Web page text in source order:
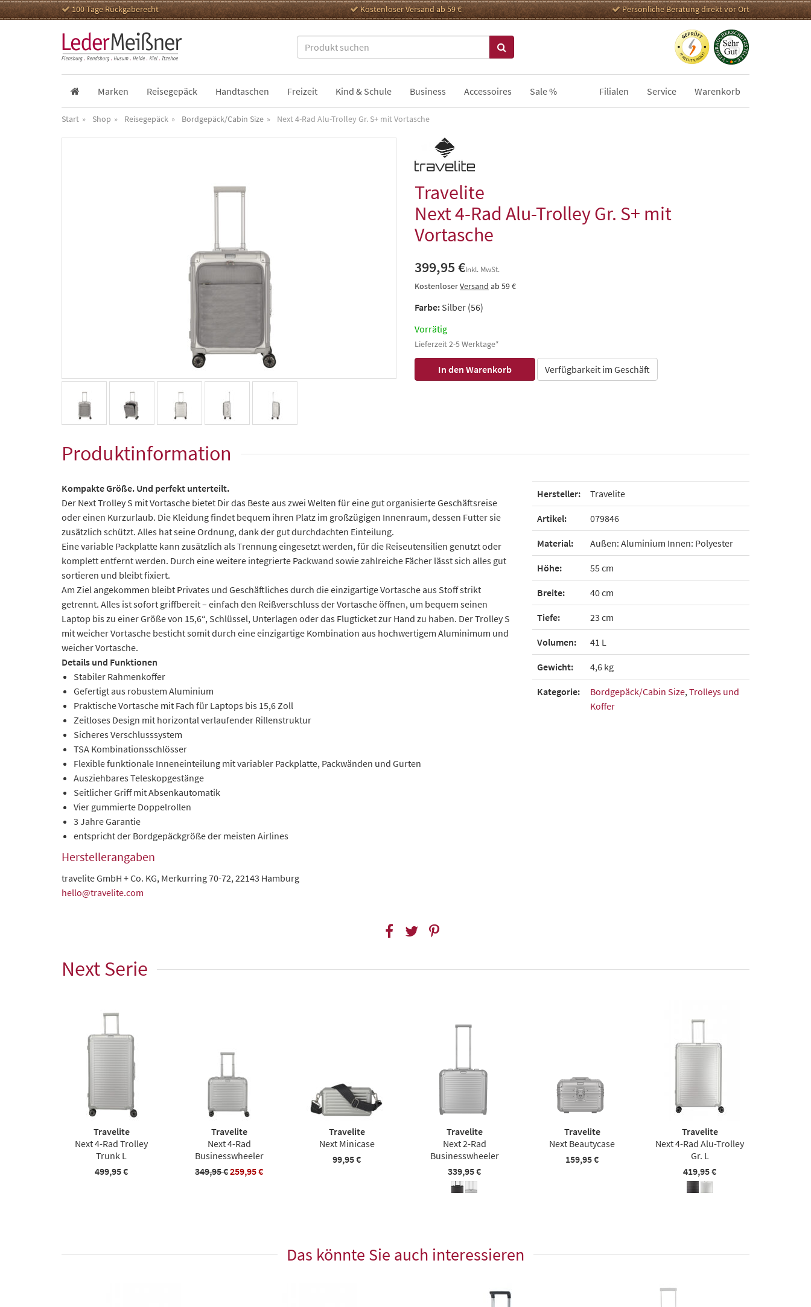
100 Tage Rückgaberecht Kostenloser Versand ab 59 € Persönliche Beratung direkt vor Ort
Marken Reisegepäck Handtaschen Freizeit Kind & Schule Business Accessoires Sale % Filialen Service Warenkorb
Start Shop Reisegepäck Bordgepäck/Cabin Size Next 4-Rad Alu-Trolley Gr. S+ mit Vortasche
Travelite
Next 4-Rad Alu-Trolley Gr. S+ mit
Vortasche
399,95 €Inkl. MwSt.
KostenloserVersand ab 59 €
Farbe: Silber (56)
Vorrätig
Lieferzeit 2-5 Werktage*
Verfügbarkeit im Geschäft
Produktinformation
Kompakte Größe. Und perfekt unterteilt.
Der Next Trolley S mit Vortasche bietet Dir das Beste aus zwei Welten für eine gut organisierte Geschäftsreise
oder einen Kurzurlaub. Die Kleidung findet bequem ihren Platz im großzügigen Innenraum, dessen Futter sie
zusätzlich schützt. Alles hat seine Ordnung, dank der gut durchdachten Einteilung.
Eine variable Packplatte kann zusätzlich als Trennung eingesetzt werden, für die Reiseutensilien genutzt oder
komplett entfernt werden. Durch eine weitere integrierte Packwand sowie zahlreiche Fächer lässt sich alles gut
sortieren und bleibt fixiert.
Am Ziel angekommen bleibt Privates und Geschäftliches durch die einzigartige Vortasche aus Stoff strikt
getrennt. Alles ist sofort griffbereit – einfach den Reißverschluss der Vortasche öffnen, um bequem seinen
Laptop bis zu einer Größe von 15,6“, Schlüssel, Unterlagen oder das Flugticket zur Hand zu haben. Der Trolley S
mit weicher Vortasche besticht somit durch eine einzigartige Kombination aus hochwertigem Aluminimum und
weicher Vortasche.
Details und Funktionen
Stabiler Rahmenkoffer
Gefertigt aus robustem Aluminium
Praktische Vortasche mit Fach für Laptops bis 15,6 Zoll
Zeitloses Design mit horizontal verlaufender Rillenstruktur
Sicheres Verschlusssystem
TSA Kombinationsschlösser
Flexible funktionale Inneneinteilung mit variabler Packplatte, Packwänden und Gurten
Ausziehbares Teleskopgestänge
Seitlicher Griff mit Absenkautomatik
Vier gummierte Doppelrollen
3 Jahre Garantie
entspricht der Bordgepäckgröße der meisten Airlines
Herstellerangaben
travelite GmbH + Co. KG, Merkurring 70-72, 22143 Hamburg
hello@travelite.com
Hersteller: Travelite
Artikel: 079846
Material: Außen: Aluminium Innen: Polyester
Höhe: 55 cm
Breite: 40 cm
Tiefe: 23 cm
Volumen: 41 L
Gewicht: 4,6 kg
Kategorie: Bordgepäck/Cabin Size,Trolleys und
Koffer
Next Serie
Travelite
Next 4-Rad Trolley
Trunk L
499,95 €
Travelite
Next 4-Rad
Businesswheeler
349,95 €259,95 €
Travelite
Next Minicase
99,95 €
Travelite
Next 2-Rad
Businesswheeler
339,95 €
Travelite
Next Beautycase
159,95 €
Travelite
Next 4-Rad Alu-Trolley
Gr. L
419,95 €
Das könnte Sie auch interessieren